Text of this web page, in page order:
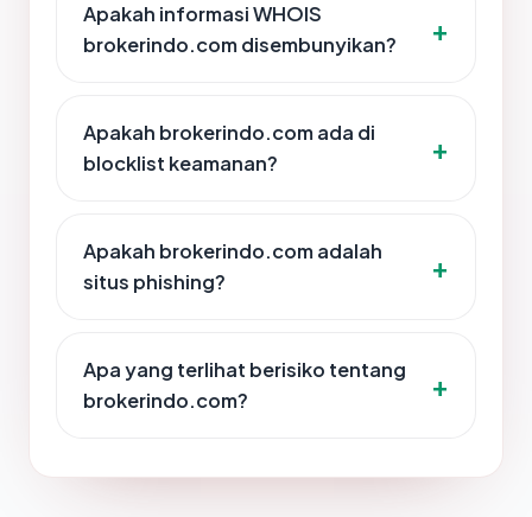
Apakah informasi WHOIS
brokerindo.com disembunyikan?
Apakah brokerindo.com ada di
blocklist keamanan?
Apakah brokerindo.com adalah
situs phishing?
Apa yang terlihat berisiko tentang
brokerindo.com?